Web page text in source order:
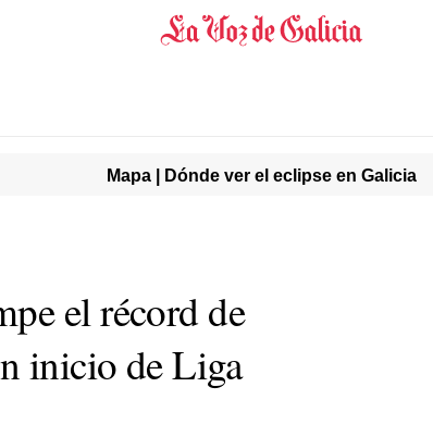
Mapa | Dónde ver el eclipse en Galicia
el récord de
inicio de Liga